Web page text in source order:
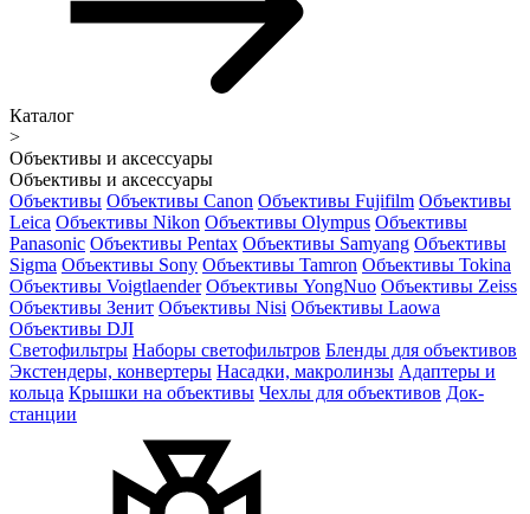
Каталог
>
Объективы и аксессуары
Объективы и аксессуары
Объективы Объективы Canon Объективы Fujifilm Объективы
Leica Объективы Nikon Объективы Olympus Объективы
Panasonic Объективы Pentax Объективы Samyang Объективы
Sigma Объективы Sony Объективы Tamron Объективы Tokina
Объективы Voigtlaender Объективы YongNuo Объективы Zeiss
Объективы Зенит Объективы Nisi Объективы Laowa
Объективы DJI
Светофильтры Наборы светофильтров Бленды для объективов
Экстендеры, конвертеры Насадки, макролинзы Адаптеры и
кольца Крышки на объективы Чехлы для объективов Док-
станции